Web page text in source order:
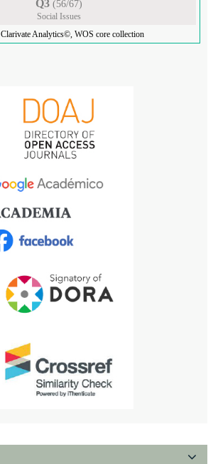
Q3 (56/67)
Social Issues
Clarivate Analytics©, WOS core collection